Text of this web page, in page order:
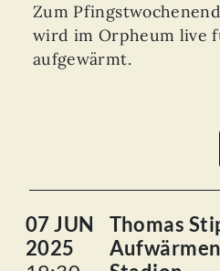
Zum
wird im Orpheum live
aufgewärmt.
07 JUN
2025
Thomas